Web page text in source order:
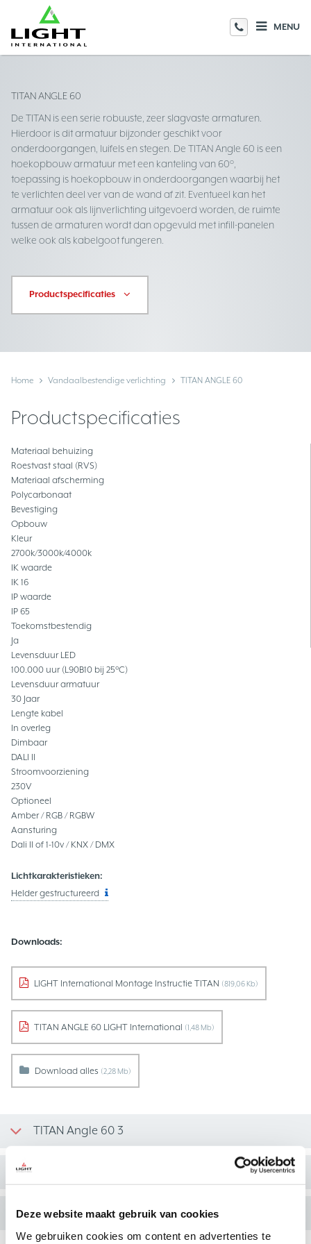
Deze website maakt gebruik van cookies
We gebruiken cookies om content en advertenties te
MENU
TITAN ANGLE 60
De TITAN is een serie robuuste, zeer slagvaste armaturen.
Hierdoor is dit armatuur bijzonder geschikt voor
onderdoorgangen, luifels en stegen. De TITAN Angle 60 is een
hoekopbouw armatuur met een kanteling van 60°,
toepassing is hoekopbouw in onderdoorgangen waarbij het
te verlichten deel ver van de wand af zit. Eventueel kan het
armatuur ook als lijnverlichting uitgevoerd worden, de ruimte
tussen de armaturen wordt dan opgevuld met infill-panelen
welke ook als kabelgoot fungeren.
Productspecificaties
Home Vandaalbestendige verlichting TITAN ANGLE 60
Productspecificaties
Materiaal behuizing
Roestvast staal (RVS)
Materiaal afscherming
Polycarbonaat
Bevestiging
Opbouw
Kleur
2700k/3000k/4000k
IK waarde
IK 16
IP waarde
IP 65
Toekomstbestendig
Ja
Levensduur LED
100.000 uur (L90B10 bij 25°C)
Levensduur armatuur
30 Jaar
Lengte kabel
In overleg
Dimbaar
DALI II
Stroomvoorziening
230V
Optioneel
Amber / RGB / RGBW
Aansturing
Dali II of 1-10v / KNX / DMX
Lichtkarakteristieken:
Helder gestructureerd
Downloads:
LIGHT International Montage Instructie TITAN (819,06 Kb)
TITAN ANGLE 60 LIGHT International (1,48 Mb)
Download alles (2,28 Mb)
TITAN Angle 60 3
TITAN Angle 60 13